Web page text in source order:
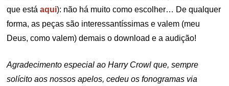
que estáaqui): não há muito como escolher… De qualquer
forma, as peças são interessantíssimas e valem (meu
Deus, como valem) demais o download e a audição!
Agradecimento especial ao Harry Crowl que, sempre
solícito aos nossos apelos, cedeu os fonogramas via